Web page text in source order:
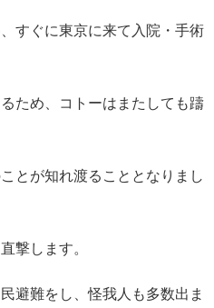
すぐに東京に来て入院・手術
ため、コトーはまたしても躊
とが知れ渡ることとなりまし
撃します。
避難をし、怪我人も多数出ま